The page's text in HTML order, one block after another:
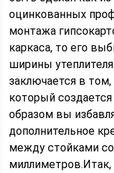
оцинкованных
монтажа
каркаса, то его
ширины
заключается в
который
образом вы
дополнительное
между стойками
миллиметров.Итак,